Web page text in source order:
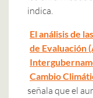
indica.
El análisis de
de Evaluación
Cambio
señala que el